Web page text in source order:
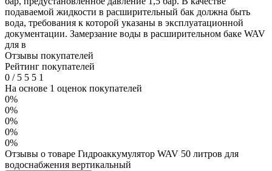
подаваемой жидкости в расширительный бак должна быть
вода, требования к которой указаны в эксплуатационной
документации. Замерзание воды в расширительном баке WAV
для в
Отзывы покупателей
Рейтинг покупателей
0 /5 5 5 1
На основе 1 оценок покупателей
0%
0%
0%
0%
0%
Отзывы о товаре Гидроаккумулятор WAV 50 литров для
водоснабжения вертикальный